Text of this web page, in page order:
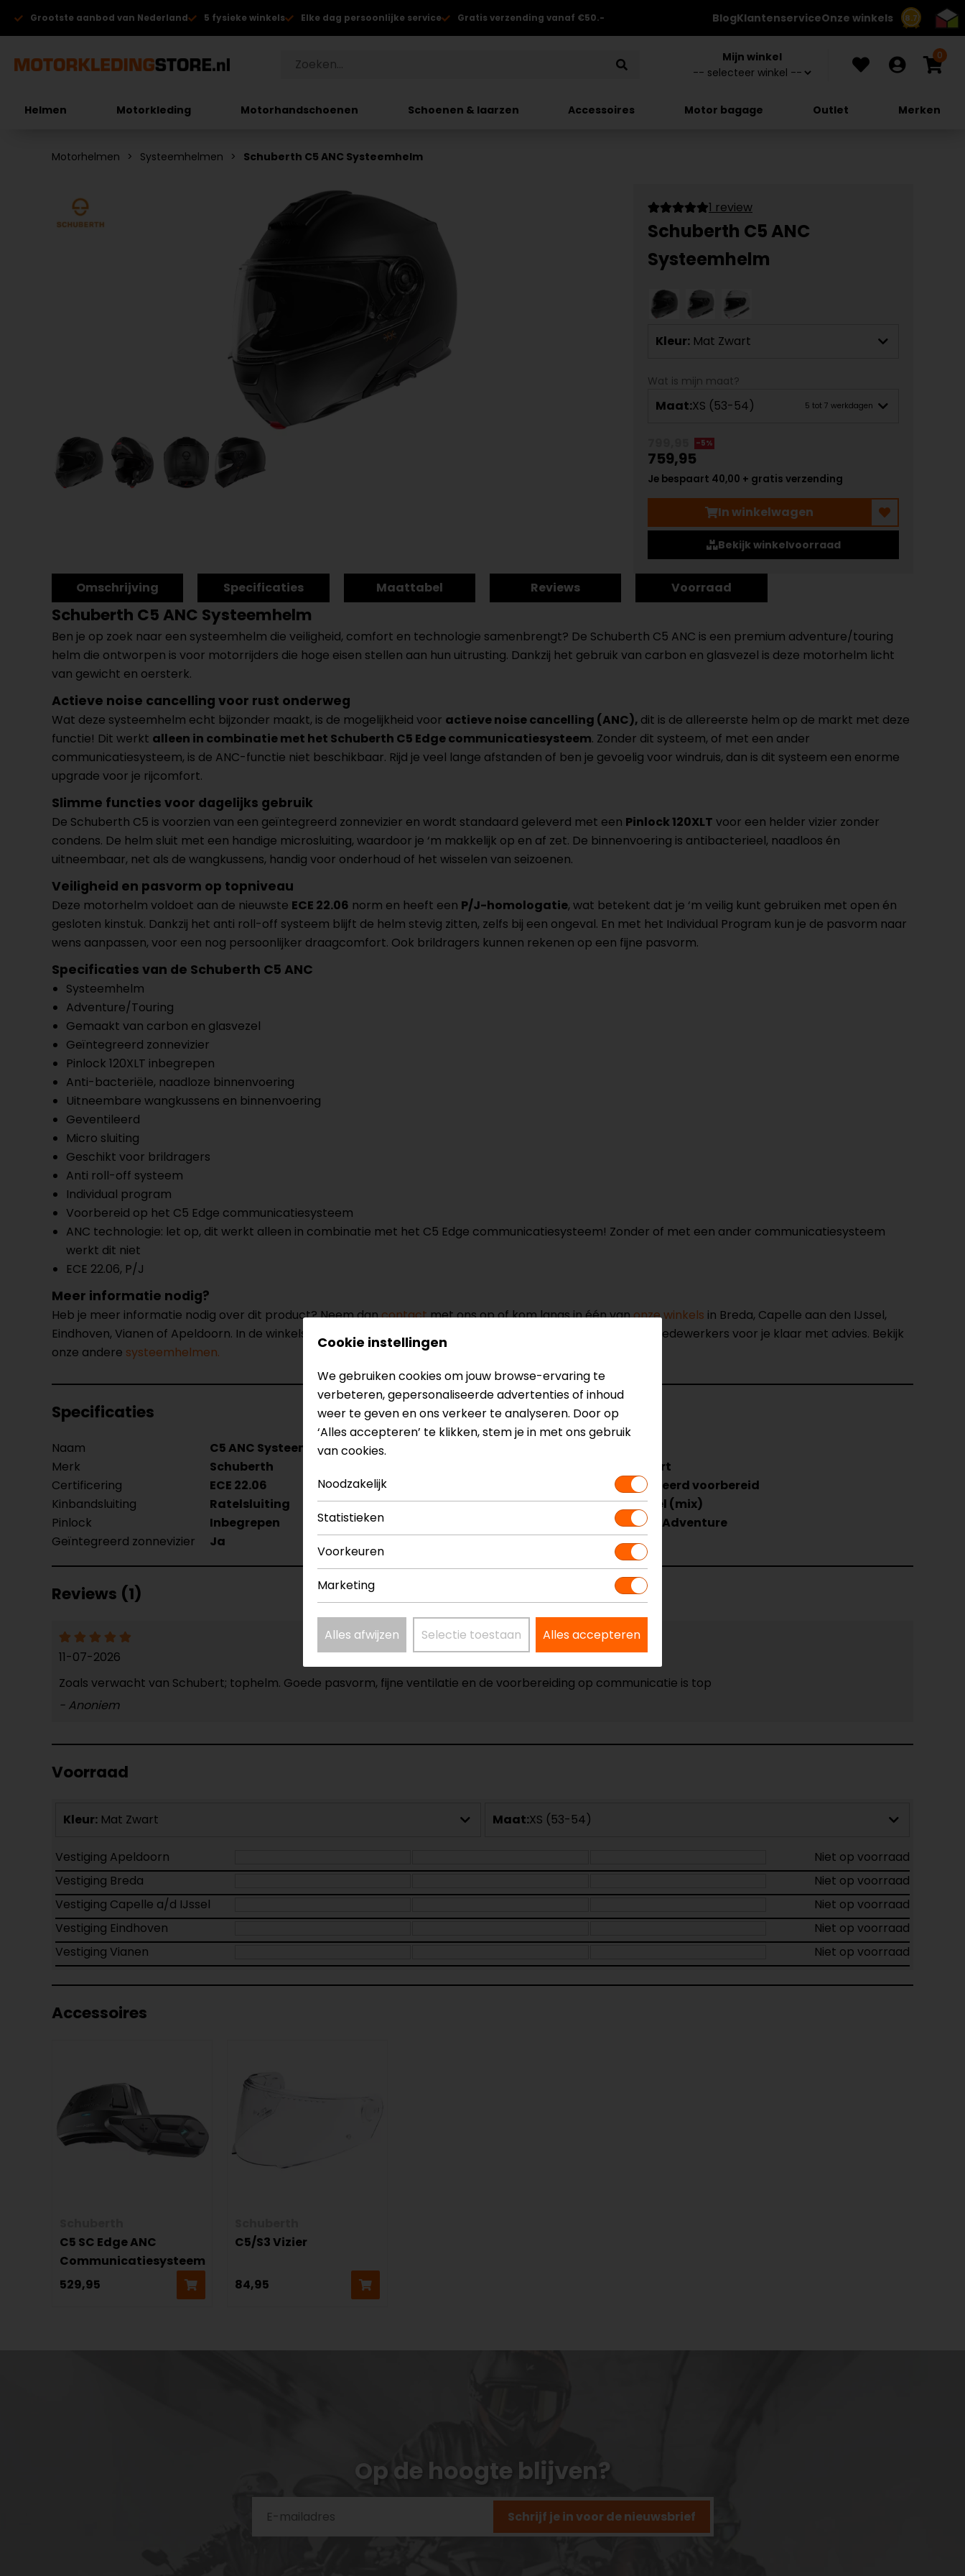
8.7
Grootste aanbod van Nederland 5 fysieke winkels Elke dag persoonlijke service Gratis verzending vanaf €50.- BlogKlantenserviceOnze winkels
Mijn winkel 0
Helmen Motorkleding Motorhandschoenen Schoenen & laarzen Accessoires Motor bagage Outlet Merken
Motorhelmen Systeemhelmen Schuberth C5 ANC Systeemhelm
1 review
Schuberth C5 ANC
Systeemhelm
Kleur: Mat Zwart
Wat is mijn maat?
Maat:XS (53-54) 5 tot 7 werkdagen
-5%
759,95
Je bespaart 40,00 + gratis verzending
In winkelwagen
Bekijk winkelvoorraad
Omschrijving Specificaties Maattabel Reviews Voorraad
Schuberth C5 ANC Systeemhelm
Ben je op zoek naar een systeemhelm die veiligheid, comfort en technologie samenbrengt? De Schuberth C5 ANC is een premium adventure/touring
helm die ontworpen is voor motorrijders die hoge eisen stellen aan hun uitrusting. Dankzij het gebruik van carbon en glasvezel is deze motorhelm licht
van gewicht en oersterk.
Actieve noise cancelling voor rust onderweg
Wat deze systeemhelm echt bijzonder maakt, is de mogelijkheid voor actieve noise cancelling (ANC), dit is de allereerste helm op de markt met deze
functie! Dit werkt alleen in combinatie met het Schuberth C5 Edge communicatiesysteem. Zonder dit systeem, of met een ander
communicatiesysteem, is de ANC-functie niet beschikbaar. Rijd je veel lange afstanden of ben je gevoelig voor windruis, dan is dit systeem een enorme
upgrade voor je rijcomfort.
Slimme functies voor dagelijks gebruik
De Schuberth C5 is voorzien van een geïntegreerd zonnevizier en wordt standaard geleverd met een Pinlock 120XLT voor een helder vizier zonder
condens. De helm sluit met een handige microsluiting, waardoor je ‘m makkelijk op en af zet. De binnenvoering is antibacterieel, naadloos én
uitneembaar, net als de wangkussens, handig voor onderhoud of het wisselen van seizoenen.
Veiligheid en pasvorm op topniveau
Deze motorhelm voldoet aan de nieuwste ECE 22.06 norm en heeft een P/J-homologatie, wat betekent dat je ‘m veilig kunt gebruiken met open én
gesloten kinstuk. Dankzij het anti roll-off systeem blijft de helm stevig zitten, zelfs bij een ongeval. En met het Individual Program kun je de pasvorm naar
wens aanpassen, voor een nog persoonlijker draagcomfort. Ook brildragers kunnen rekenen op een fijne pasvorm.
Specificaties van de Schuberth C5 ANC
Systeemhelm
Adventure/Touring
Gemaakt van carbon en glasvezel
Geïntegreerd zonnevizier
Pinlock 120XLT inbegrepen
Anti-bacteriële, naadloze binnenvoering
Uitneembare wangkussens en binnenvoering
Geventileerd
Micro sluiting
Geschikt voor brildragers
Anti roll-off systeem
Individual program
Voorbereid op het C5 Edge communicatiesysteem
ANC technologie: let op, dit werkt alleen in combinatie met het C5 Edge communicatiesysteem! Zonder of met een ander communicatiesysteem
werkt dit niet
ECE 22.06, P/J
Meer informatie nodig?
Heb je meer informatie nodig over dit product? Neem dancontactmet ons op of kom langs in één vanonze winkels in Breda, Capelle aan den IJssel,
Eindhoven, Vianen of Apeldoorn. In de winkels kun je het product bekijken & passen en staan onze verkoopmedewerkers voor je klaar met advies. Bekijk
onze andere systeemhelmen.
Specificaties
Naam C5 ANC Systeemhelm
Merk
Schuberth
Mat Zwart
Certificering
ECE 22.06
Geintegreerd voorbereid
Kinbandsluiting
Ratelsluiting Materiaal
Glasvezel (mix)
Pinlock
Inbegrepen
Touring, Adventure
Geïntegreerd zonnevizier
Ja
Reviews (1)
11-07-2026
Zoals verwacht van Schubert; tophelm. Goede pasvorm, fijne ventilatie en de voorbereiding op communicatie is top
- Anoniem
Voorraad
Kleur: Mat Zwart Maat:XS (53-54)
Vestiging Apeldoorn
Niet op voorraad
Vestiging Breda
Niet op voorraad
Vestiging Capelle a/d IJssel
Niet op voorraad
Vestiging Eindhoven
Niet op voorraad
Vestiging Vianen
Niet op voorraad
Accessoires
C5 SC Edge ANC
Communicatiesysteem
529,95
C5/S3 Vizier
84,95
Op de hoogte blijven?
Schrijf je in voor de nieuwsbrief
Cookie instellingen
We gebruiken cookies om jouw browse-ervaring te
verbeteren, gepersonaliseerde advertenties of inhoud
weer te geven en ons verkeer te analyseren. Door op
‘Alles accepteren’ te klikken, stem je in met ons gebruik
van cookies.
Noodzakelijk
Statistieken
Voorkeuren
Marketing
Alles afwijzen Selectie toestaan Alles accepteren